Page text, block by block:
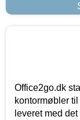
Office2go.dk
kontormøbler
leveret med